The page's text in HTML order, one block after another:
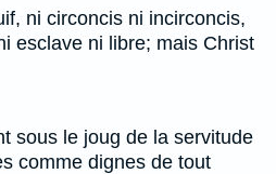
ni circoncis ni incirconcis,
esclave ni libre; mais Christ
sous le joug de la servitude
comme dignes de tout